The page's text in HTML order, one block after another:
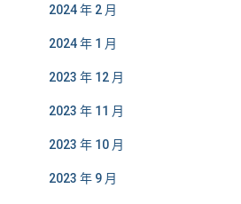
2024 年 2 月
2024 年 1 月
2023 年 12 月
2023 年 11 月
2023 年 10 月
2023 年 9 月